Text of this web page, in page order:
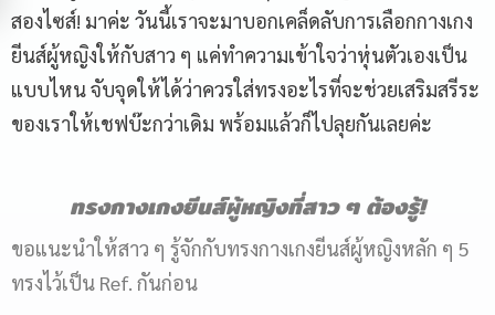
สองไซส์! มาค่ะ วันนี้เราจะมาบอกเคล็ดลับการเลือกกางเกง
ยีนส์ผู้หญิงให้กับสาว ๆ แค่ทำความเข้าใจว่าหุ่นตัวเองเป็น
แบบไหน จับจุดให้ได้ว่าควรใส่ทรงอะไรที่จะช่วยเสริมสรีระ
ของเราให้เชฟบ๊ะกว่าเดิม พร้อมแล้วก็ไปลุยกันเลยค่ะ
ทรงกางเกงยีนส์ผู้หญิงที่สาว ๆ ต้องรู้!
ขอแนะนำให้สาว ๆ รู้จักกับทรงกางเกงยีนส์ผู้หญิงหลัก ๆ 5
ทรงไว้เป็น Ref. กันก่อน